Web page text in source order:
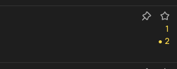
1
1
●
2
2